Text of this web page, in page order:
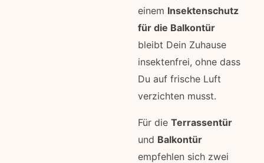
einem Insektenschutz
für die Balkontür
bleibt Dein Zuhause
insektenfrei, ohne dass
Du auf frische Luft
verzichten musst.
Für die Terrassentür
und Balkontür
empfehlen sich zwei